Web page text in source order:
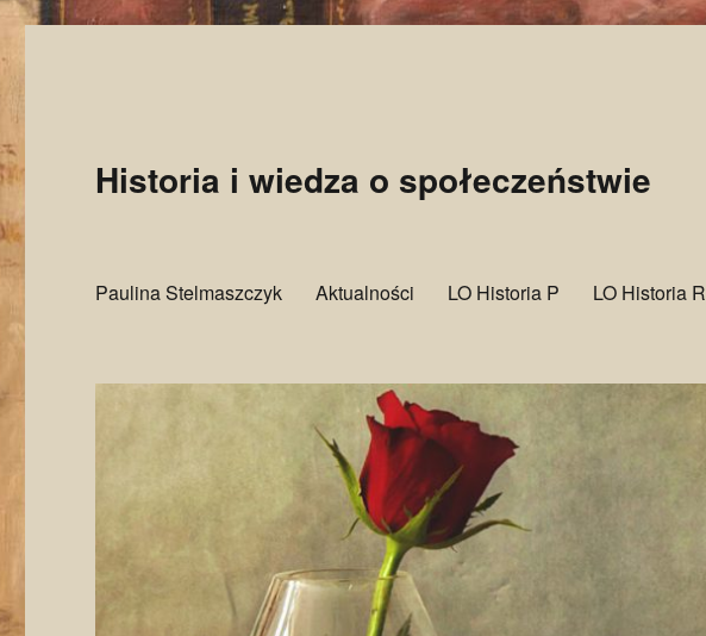
Historia i wiedza o społeczeństwie
Paulina Stelmaszczyk Aktualności LO Historia P LO Historia R